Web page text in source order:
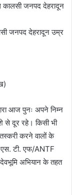
कालसी जनपद देहरादून
जनपद देहरादून उम्र
आज पुनः अपने निम्न
से दूर रहे। किसी भी
करने वालों के
एस. टी. एफ/ANTF
अभियान के तहत